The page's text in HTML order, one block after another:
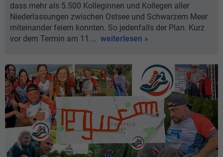
dass mehr als 5.500 Kolleginnen und Kollegen aller
Niederlassungen zwischen Ostsee und Schwarzem Meer
miteinander feiern konnten. So jedenfalls der Plan. Kurz
vor dem Termin am 11.… weiterlesen »